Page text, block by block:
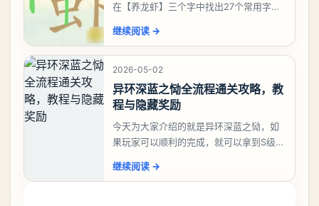
在【养龙虾】三个字中找出27个常用字，
大、夫、夰、巾、中、虫、下、虾、卜、
囗、吓、卟、
继续阅读 →
2026-05-02
异环深蓝之恸全流程通关攻略，教
程与隐藏奖励
今天为大家介绍的就是异环深蓝之恸，如
果玩家可以顺利的完成，就可以拿到S级弧
比较高的，对于那些新手玩家并不建议直
继续阅读 →